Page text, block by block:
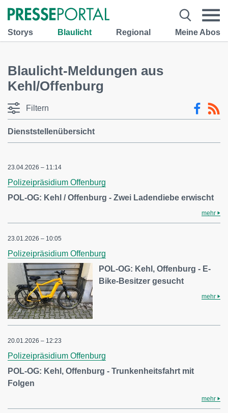
Storys Blaulicht Regional Meine Abos
Blaulicht-Meldungen aus
Kehl/Offenburg
Filtern
Dienststellenübersicht
23.04.2026 – 11:14
Polizeipräsidium Offenburg
POL-OG: Kehl / Offenburg - Zwei Ladendiebe erwischt
mehr
23.01.2026 – 10:05
Polizeipräsidium Offenburg
POL-OG: Kehl, Offenburg - E-
Bike-Besitzer gesucht
mehr
20.01.2026 – 12:23
Polizeipräsidium Offenburg
POL-OG: Kehl, Offenburg - Trunkenheitsfahrt mit
Folgen
mehr